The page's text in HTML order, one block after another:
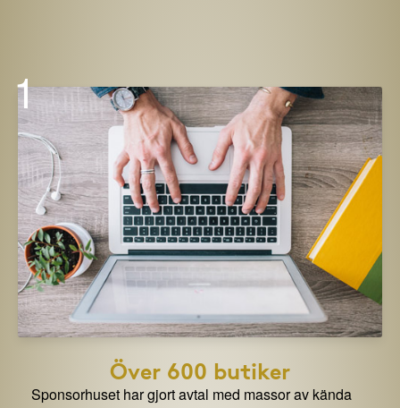
1
Över 600 butiker
Sponsorhuset har gjort avtal med massor av kända